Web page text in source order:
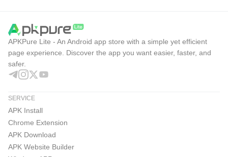
APKPure Lite - An Android app store with a simple yet efficient
page experience. Discover the app you want easier, faster, and
safer.
SERVICE
APK Install
Chrome Extension
APK Download
APK Website Builder